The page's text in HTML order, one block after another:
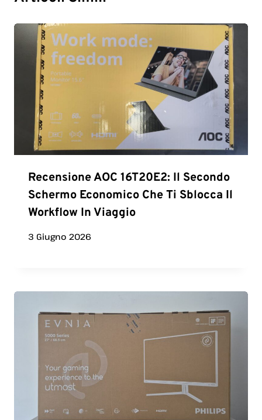
Recensione AOC 16T20E2: Il Secondo
Schermo Economico Che Ti Sblocca Il
Workflow In Viaggio
3 Giugno 2026